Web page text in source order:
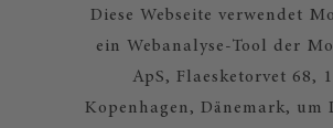
Diese Webseite verwendet
ein Webanalyse-Tool der
ApS, Flaesketorvet 68,
Kopenhagen, Dänemark, um